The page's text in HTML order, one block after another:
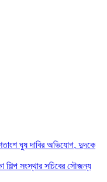
ঘুষ দাবির অভিযোগ, দুদকে
শিল্প সংস্থার সচিবের সৌজন্য